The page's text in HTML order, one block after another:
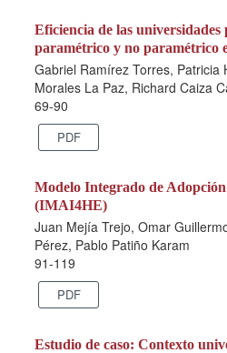
Eficiencia de las
paramétrico y no paramétrico
Gabriel Ramírez Torres, Patricia
Morales La Paz, Richard Caiza
69-90
PDF
Modelo Integrado de
(IMAI4HE)
Juan Mejía Trejo, Omar
Pérez, Pablo Patiño Karam
91-119
PDF
Estudio de caso: Contexto